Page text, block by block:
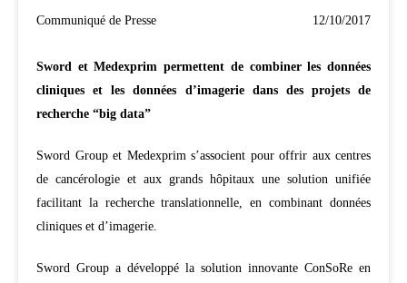
Communiqué de Presse 12/10/2017
Sword et Medexprim permettent de combiner les données
cliniques et les données d’imagerie dans des projets de
recherche “big data”
Sword Group et Medexprim s’associent pour offrir aux centres
de cancérologie et aux grands hôpitaux une solution unifiée
facilitant la recherche translationnelle, en combinant données
cliniques et d’imagerie.
Sword Group a développé la solution innovante ConSoRe en